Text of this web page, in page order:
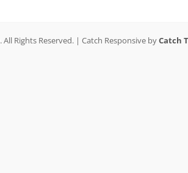
. All Rights Reserved. | Catch Responsive byCatch